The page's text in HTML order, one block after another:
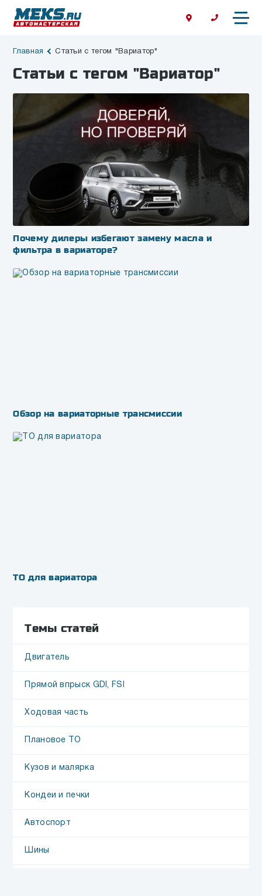
Главная Статьи с тегом "Вариатор"
Статьи с тегом "Вариатор"
Почему дилеры избегают замену масла и
фильтра в вариаторе?
Обзор на вариаторные трансмиссии
ТО для вариатора
Темы статей
Двигатель
Прямой впрыск GDI, FSI
Ходовая часть
Плановое ТО
Кузов и малярка
Кондеи и печки
Автоспорт
Шины